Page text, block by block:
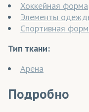
Хоккейная форма
Элементы
Спортивная
Тип ткани:
Арена
Подробно